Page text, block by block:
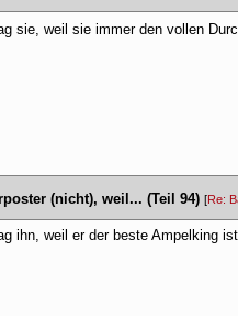
sie, weil sie immer den vollen
(nicht), weil... (Teil 94) [Re:
ihn, weil er der beste Ampelking